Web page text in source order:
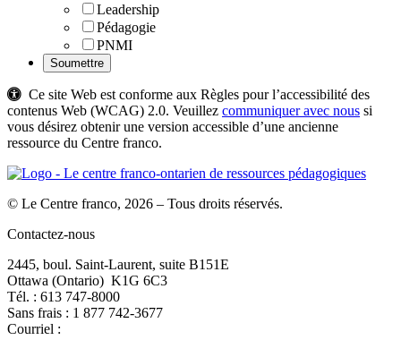
Leadership
Pédagogie
PNMI
Ce site Web est conforme aux Règles pour l’accessibilité des
contenus Web (WCAG) 2.0. Veuillez communiquer avec nous si
vous désirez obtenir une version accessible d’une ancienne
ressource du Centre franco.
© Le Centre franco, 2026 – Tous droits réservés.
Contactez-nous
2445, boul. Saint-Laurent, suite B151E
Ottawa (Ontario) K1G 6C3
Tél. : 613 747‑8000
Sans frais : 1 877 742‑3677
Courriel :